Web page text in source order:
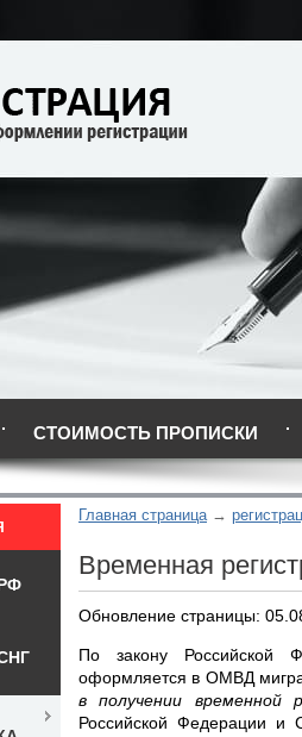
СТОИМОСТЬ ПРОПИСКИ
Главная страница
Временная
Обновление страницы:
По закону Российской
оформляется в ОМВД
в получении временной
Российской Федерации